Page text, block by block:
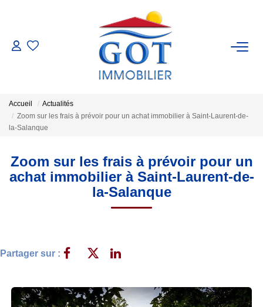
VENTES
ESTIMATION
NOS BIENS VENDUS
Notre Région
Accueil
Actualités
Zoom sur les frais à prévoir pour un achat immobilier à Saint-Laurent-de-
la-Salanque
Zoom sur les frais à prévoir pour un
achat immobilier à Saint-Laurent-de-
la-Salanque
Partager sur :